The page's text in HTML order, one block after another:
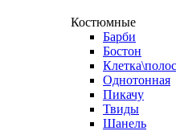
Костюмные
Барби
Бостон
Однотонная
Пикачу
Твиды
Шанель